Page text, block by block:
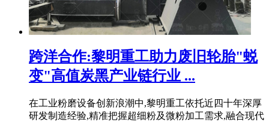
跨洋合作:黎明重工助力废旧轮胎"蜕
变"高值炭黑产业链行业 ...
在工业粉磨设备创新浪潮中,黎明重工依托近四十年深厚
研发制造经验,精准把握超细粉及微粉加工需求,融合现代